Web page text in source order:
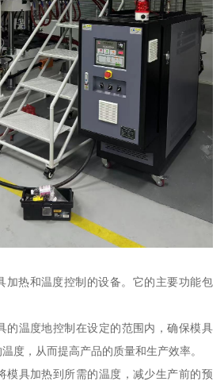
加热和温度控制的设备。它的主要功能包
的温度地控制在设定的范围内，确保模具
度，从而提高产品的质量和生产效率。
模具加热到所需的温度，减少生产前的预